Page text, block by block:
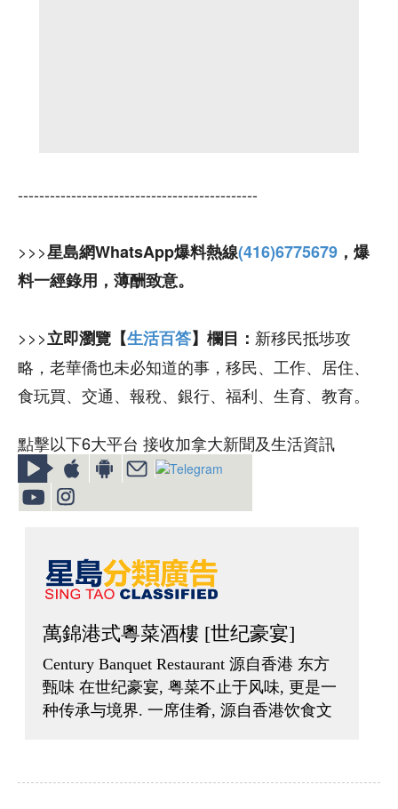
---------------------------------------------
>>>星島網WhatsApp爆料熱線(416)6775679 ，爆
料一經錄用，薄酬致意。
>>>立即瀏覽【生活百答】欄目： 新移民抵埗攻
略，老華僑也未必知道的事，移民、工作、居住、
食玩買、交通、報稅、銀行、福利、生育、教育。
點擊以下6大平台 接收加拿大新聞及生活資訊